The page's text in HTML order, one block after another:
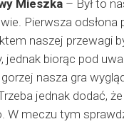
Mieszka– Był to
Pierwsza odsłona
naszej przewagi
jednak biorąc pod
nasza gra
jednak dodać,
meczu tym